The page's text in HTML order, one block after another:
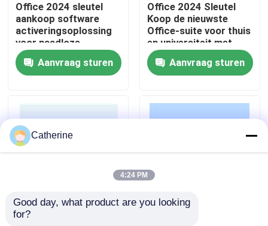
Kwaliteitscontrole
Neem contact met ons op
Nieuws
Vraag een offerte
Office 2024 Key kopen
bureau 2021 beroeps plus
Office 2024 sleutel
aankoop software
activeringsoplossing
voor naadloze
productiviteit en
bedrijfsactiviteiten op
meerdere apparaten
Aanvraag sturen
Office 2024 Sleutel
Koop de nieuwste
Office-suite voor thuis
en universiteit met
verbeterde beveiliging,
betere prestaties en
AI-gestuurde functies
Aanvraag sturen
Office 2024 Key Koop
Catherine
4:24 PM
Good day, what product are you looking
for?